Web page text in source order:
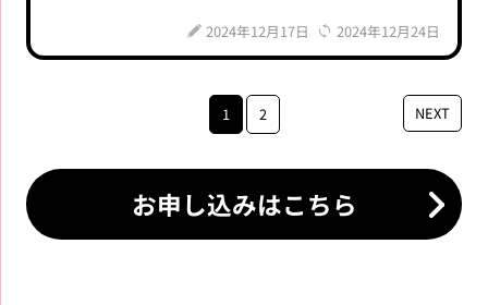
2024年12月17日 2024年12月24日
1 2 NEXT
お申し込みはこちら